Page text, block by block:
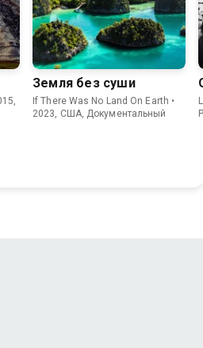
Земля без суши
If There Was No Land On Earth •
2023, США, Документальный